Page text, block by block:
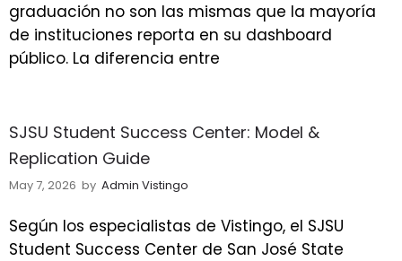
graduación no son las mismas que la mayoría
de instituciones reporta en su dashboard
público. La diferencia entre
SJSU Student Success Center: Model &
Replication Guide
May 7, 2026 by Admin Vistingo
Según los especialistas de Vistingo, el SJSU
Student Success Center de San José State